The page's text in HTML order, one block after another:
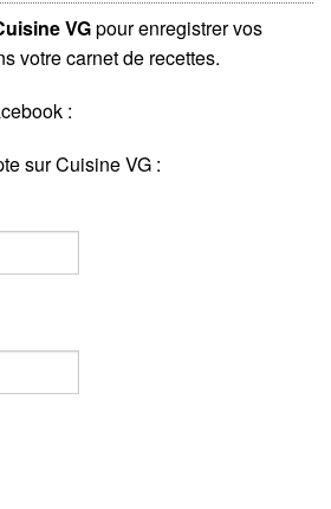
VGpour enregistrer vos
votre carnet de recettes.
:
sur Cuisine VG :